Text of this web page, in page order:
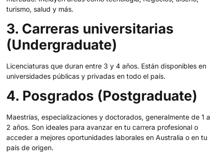
turismo, salud y más.
3. Carreras universitarias
(Undergraduate)
Licenciaturas que duran entre 3 y 4 años. Están disponibles en
universidades públicas y privadas en todo el país.
4. Posgrados (Postgraduate)
Maestrías, especializaciones y doctorados, generalmente de 1 a
2 años. Son ideales para avanzar en tu carrera profesional o
acceder a mejores oportunidades laborales en Australia o en tu
país de origen.